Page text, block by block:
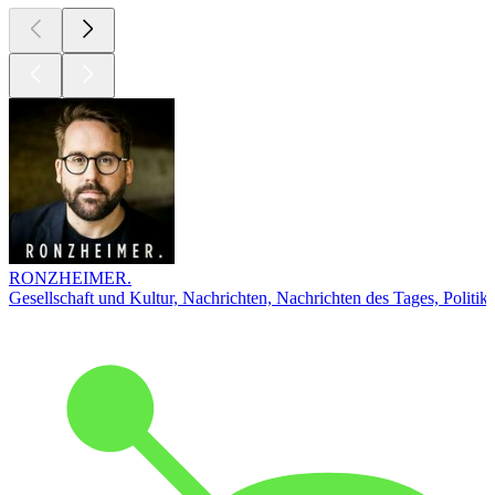
RONZHEIMER.
Gesellschaft und Kultur, Nachrichten, Nachrichten des Tages, Politik